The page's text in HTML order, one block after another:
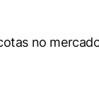
no